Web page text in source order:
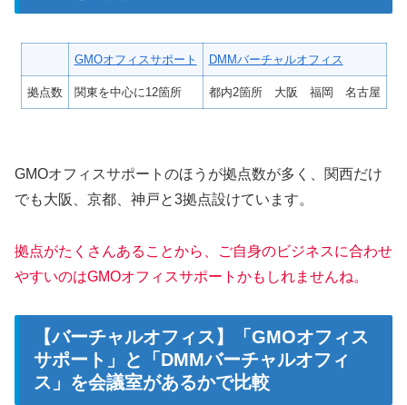
GMOオフィスサポート DMMバーチャルオフィス
拠点数 関東を中心に12箇所 都内2箇所 大阪 福岡 名古屋
GMOオフィスサポートのほうが拠点数が多く、関西だけ
でも大阪、京都、神戸と3拠点設けています。
拠点がたくさんあることから、ご自身のビジネスに合わせ
やすいのはGMOオフィスサポートかもしれませんね。
【バーチャルオフィス】「GMOオフィス
サポート」と「DMMバーチャルオフィ
ス」を会議室があるかで比較